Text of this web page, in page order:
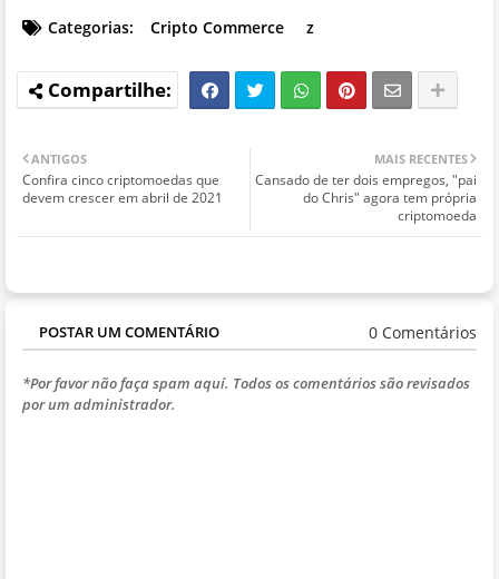
Categorias: Cripto Commerce z
MAIS RECENTES
Cansado de ter dois empregos, "pai
do Chris" agora tem própria
criptomoeda
ANTIGOS
Confira cinco criptomoedas que
devem crescer em abril de 2021
POSTAR UM COMENTÁRIO 0 Comentários
*Por favor não faça spam aquí. Todos os comentários são revisados
por um administrador.